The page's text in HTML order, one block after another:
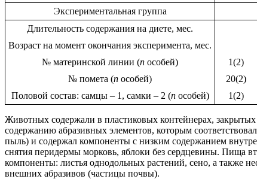
Экспериментальная группа
Длительность содержания на диете, мес.
Возраст на момент окончания эксперимента, мес.
№ материнской линии (n особей) 1(2)
№ помета (n особей) 20(2)
Половой состав: самцы – 1, самки – 2 (nособей) 1(2)
Животных содержали в пластиковых контейнерах,
содержанию абразивных элементов, которым
пыль) и содержал компоненты с низким содержанием
снятия перидермы морковь, яблоки без сердцевины. Пища
компоненты: листья однодольных растений, сено, а также
внешних абразивов (частицы почвы).